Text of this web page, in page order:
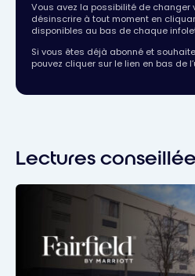
Vous avez la possibilité de changer
désinscrire à tout moment en
disponibles au bas de chaque
Si vous êtes déjà abonné et
pouvez cliquer sur le lien en bas de
Lectures